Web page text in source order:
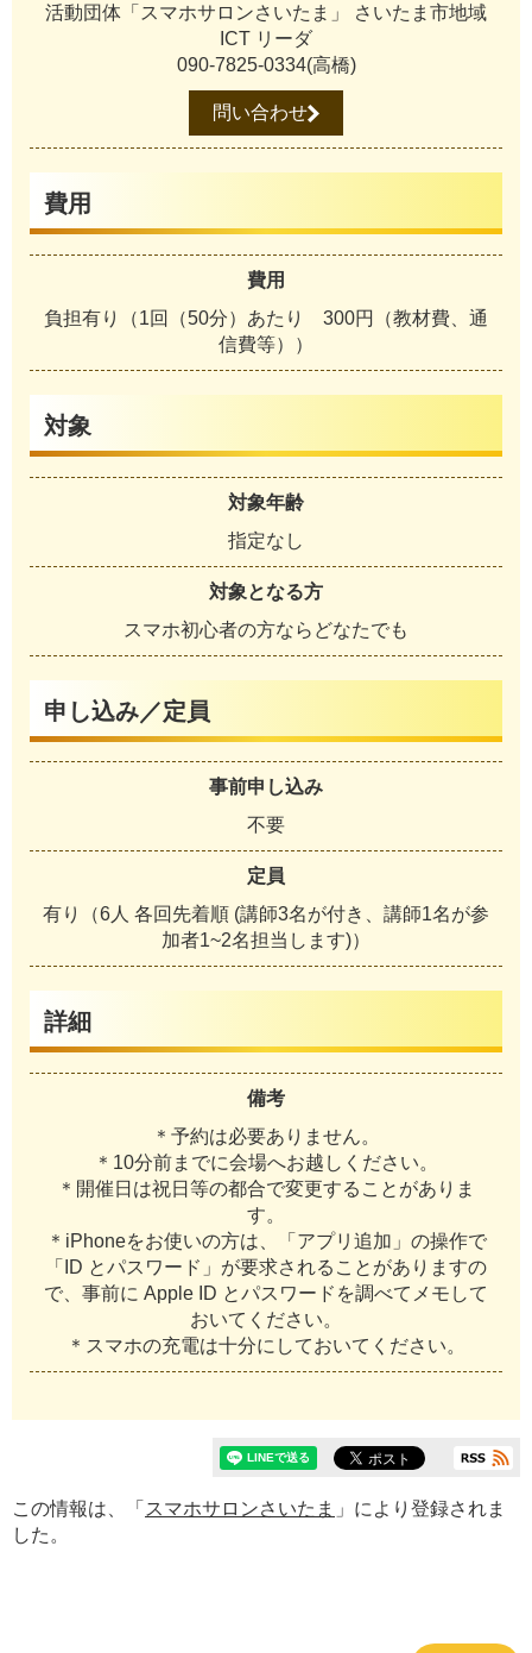
活動団体「スマホサロンさいたま」 さいたま市地域
ICT リーダ
090-7825-0334(高橋)
問い合わせ
費用
費用
負担有り（1回（50分）あたり 300円（教材費、通
信費等））
対象
対象年齢
指定なし
対象となる方
スマホ初心者の方ならどなたでも
申し込み／定員
事前申し込み
不要
定員
有り（6人 各回先着順 (講師3名が付き、講師1名が参
加者1~2名担当します)）
詳細
備考
＊予約は必要ありません。
＊10分前までに会場へお越しください。
＊開催日は祝日等の都合で変更することがありま
す。
＊iPhoneをお使いの方は、「アプリ追加」の操作で
「ID とパスワード」が要求されることがありますの
で、事前に Apple ID とパスワードを調べてメモして
おいてください。
＊スマホの充電は十分にしておいてください。
この情報は、「 スマホサロンさいたま 」により登録されま
した。